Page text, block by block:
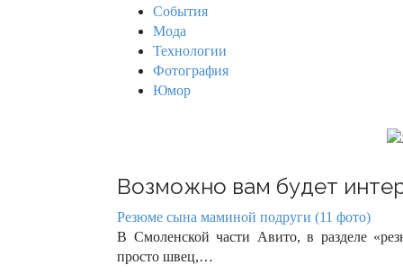
События
Мода
Технологии
Фотография
Юмор
Возможно вам будет
Резюме сына маминой подруги (11 фото)
В Смоленской части Авито, в разделе
просто швец,…